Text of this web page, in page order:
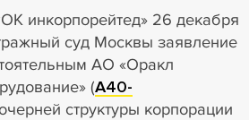
инкорпорейтед» 26 декабря
суд Москвы заявление
АО «Оракл
(А40-
структуры корпорации